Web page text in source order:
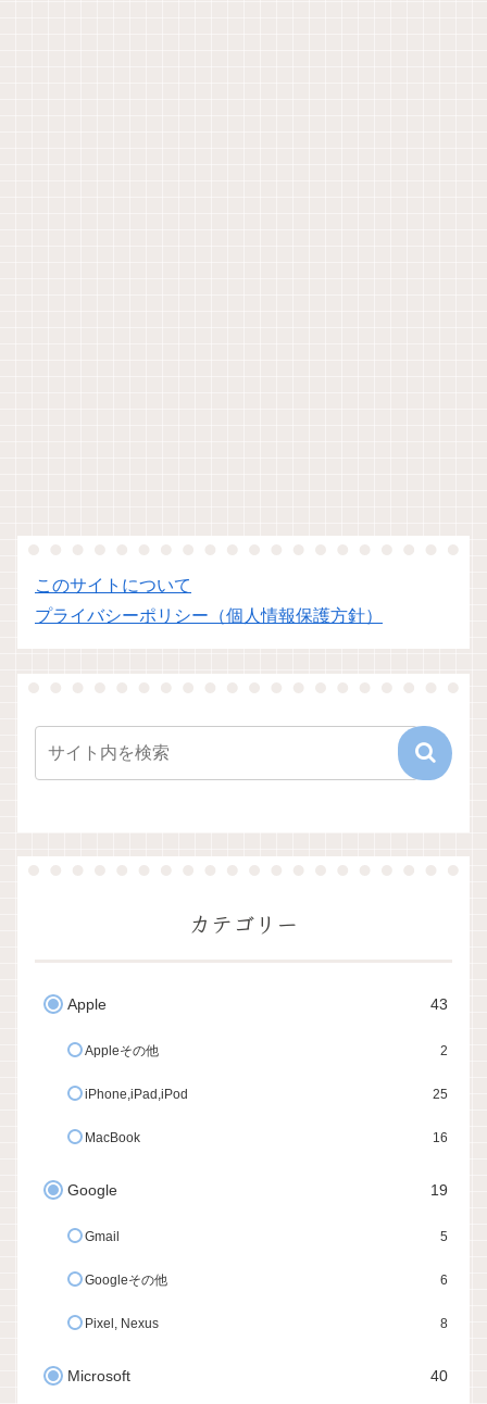
このサイトについて
プライバシーポリシー（個人情報保護方針）
カテゴリー
Apple 43
Appleその他 2
iPhone,iPad,iPod 25
MacBook 16
Google 19
Gmail 5
Googleその他 6
Pixel, Nexus 8
Microsoft 40